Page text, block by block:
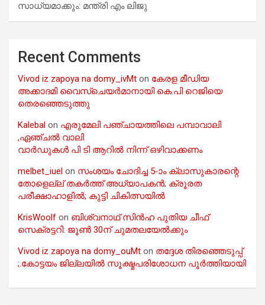
സാധ്യമാക്കും: മന്ത്രി എം ലിജു
Recent Comments
Vivod iz zapoya na domy_ivMt on കേരള മീഡിയ
അക്കാദമി വൈസ്ചെയർമാനായി കെ.പി റെജിയെ
തെരഞ്ഞെടുത്തു
Kalebal on എരുമേലി പഞ്ചായത്തിലെ പമ്പാവാലി
,ഏഞ്ചൽ വാലി
വാർഡുകൾ പി ടി ആറിൽ നിന്ന് ഒഴിവാക്കണം
melbet_iuel on സംശയം ചോദിച്ച 5-ാം ക്ലാസുകാരന്റെ
തോളെല്ല് തകർത്ത് അധ്യാപകൻ; ക്രൂരത
പരീക്ഷാഹാളിൽ; കുട്ടി ചികിത്സയിൽ
KrisWoolf on ബിശ്വനാഥ് സിൻഹ പുതിയ ചീഫ്
സെക്രട്ടറി: ജൂൺ 30ന് ചുമതലയേൽക്കും
Vivod iz zapoya na domy_ouMt on തദ്ദേശ തിരഞ്ഞെടുപ്പ്
;.കോട്ടയം ജില്ലയിൽ സൂക്ഷ്മപരിശോധന പൂർത്തിയായി